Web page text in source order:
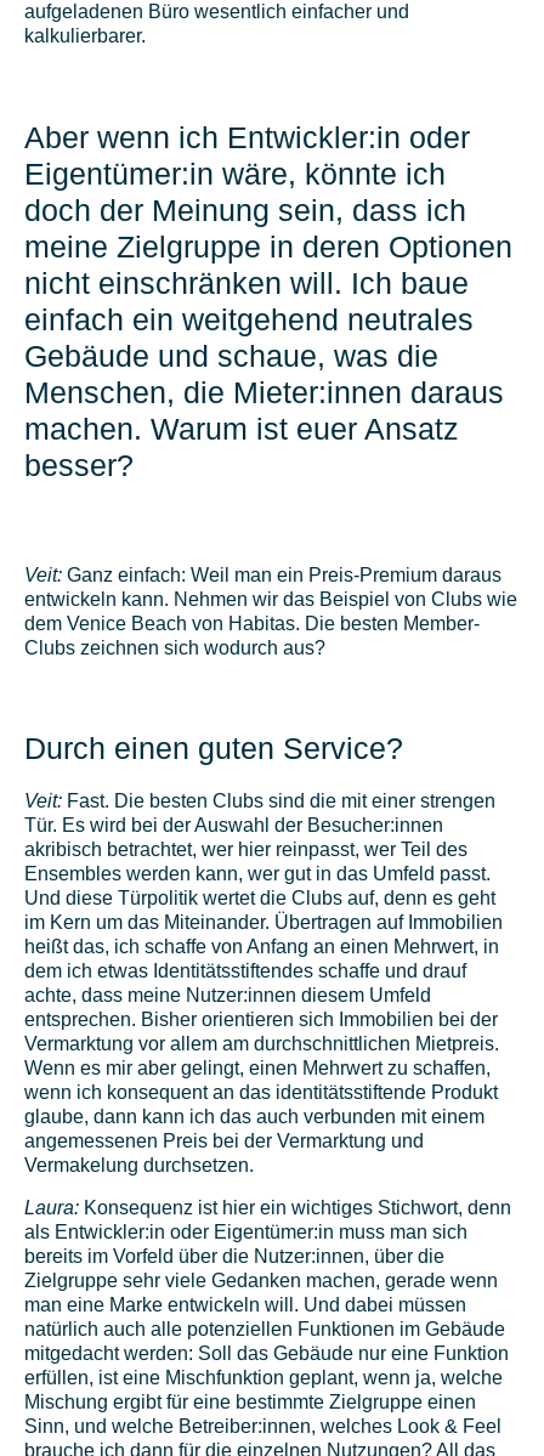
aufgeladenen Büro wesentlich einfacher und
kalkulierbarer.
Aber wenn ich Entwickler:in oder
Eigentümer:in wäre, könnte ich
doch der Meinung sein, dass ich
meine Zielgruppe in deren Optionen
nicht einschränken will. Ich baue
einfach ein weitgehend neutrales
Gebäude und schaue, was die
Menschen, die Mieter:innen daraus
machen. Warum ist euer Ansatz
besser?
Veit: Ganz einfach: Weil man ein Preis-Premium daraus
entwickeln kann. Nehmen wir das Beispiel von Clubs wie
dem Venice Beach von Habitas. Die besten Member-
Clubs zeichnen sich wodurch aus?
Durch einen guten Service?
Veit: Fast. Die besten Clubs sind die mit einer strengen
Tür. Es wird bei der Auswahl der Besucher:innen
akribisch betrachtet, wer hier reinpasst, wer Teil des
Ensembles werden kann, wer gut in das Umfeld passt.
Und diese Türpolitik wertet die Clubs auf, denn es geht
im Kern um das Miteinander. Übertragen auf Immobilien
heißt das, ich schaffe von Anfang an einen Mehrwert, in
dem ich etwas Identitätsstiftendes schaffe und drauf
achte, dass meine Nutzer:innen diesem Umfeld
entsprechen. Bisher orientieren sich Immobilien bei der
Vermarktung vor allem am durchschnittlichen Mietpreis.
Wenn es mir aber gelingt, einen Mehrwert zu schaffen,
wenn ich konsequent an das identitätsstiftende Produkt
glaube, dann kann ich das auch verbunden mit einem
angemessenen Preis bei der Vermarktung und
Vermakelung durchsetzen.
Laura: Konsequenz ist hier ein wichtiges Stichwort, denn
als Entwickler:in oder Eigentümer:in muss man sich
bereits im Vorfeld über die Nutzer:innen, über die
Zielgruppe sehr viele Gedanken machen, gerade wenn
man eine Marke entwickeln will. Und dabei müssen
natürlich auch alle potenziellen Funktionen im Gebäude
mitgedacht werden: Soll das Gebäude nur eine Funktion
erfüllen, ist eine Mischfunktion geplant, wenn ja, welche
Mischung ergibt für eine bestimmte Zielgruppe einen
Sinn, und welche Betreiber:innen, welches Look & Feel
brauche ich dann für die einzelnen Nutzungen? All das